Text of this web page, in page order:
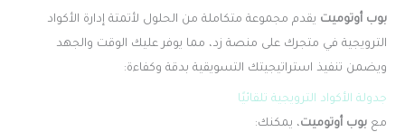
بوب أوتوميت يقدم مجموعة متكاملة من الحلول لأتمتة إدارة الأكواد
الترويجية في متجرك على منصة زد، مما يوفر عليك الوقت والجهد
ويضمن تنفيذ استراتيجيتك التسويقية بدقة وكفاءة:
جدولة الأكواد الترويجية تلقائيًا
مع بوب أوتوميت، يمكنك: